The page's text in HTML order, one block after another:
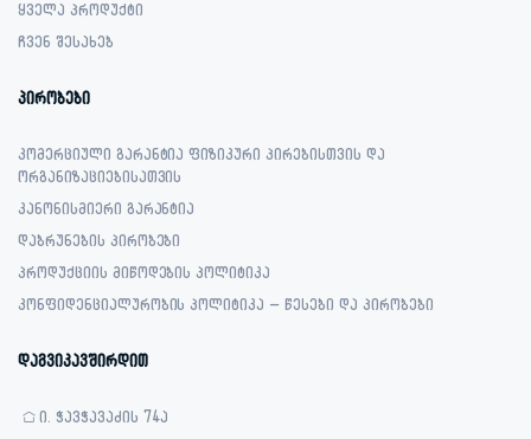
ყველა პროდუქტი
ჩვენ შესახებ
პირობები
კომერციული გარანტია ფიზიკური პირებისთვის და
ორგანიზაციებისათვის
კანონისმიერი გარანტია
დაბრუნების პირობები
პროდუქციის მიწოდების პოლიტიკა
კონფიდენციალურობის პოლიტიკა – წესები და პირობები
დაგვიკავშირდით
ი. ჭავჭავაძის 74ა